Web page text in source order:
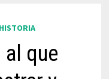
al que